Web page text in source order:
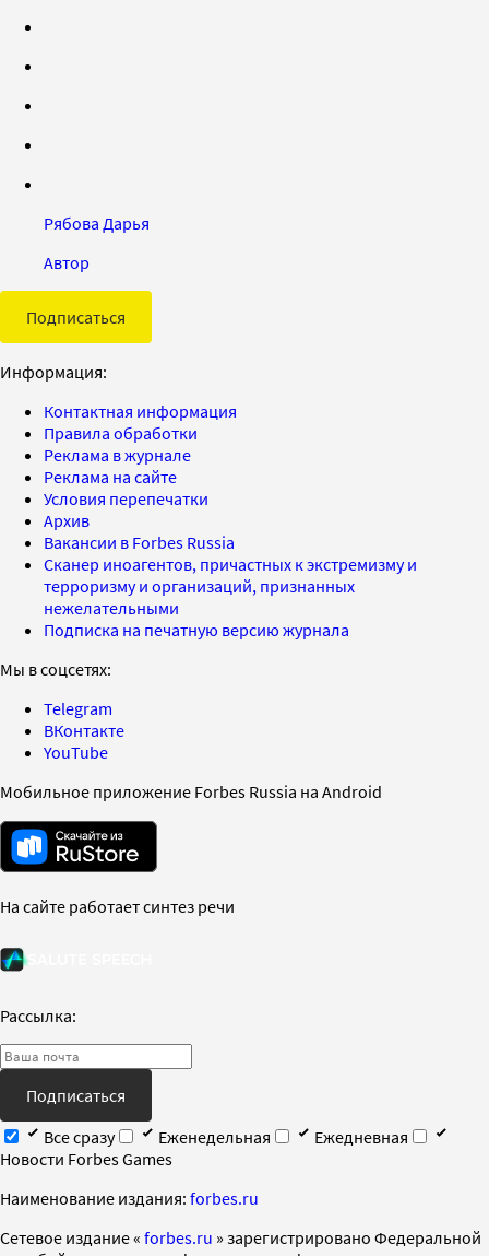
Рябова Дарья
Автор
Подписаться
Информация:
Контактная информация
Правила обработки
Реклама в журнале
Реклама на сайте
Условия перепечатки
Архив
Вакансии в Forbes Russia
Сканер иноагентов, причастных к экстремизму и
терроризму и организаций, признанных
нежелательными
Подписка на печатную версию журнала
Мы в соцсетях:
Telegram
ВКонтакте
YouTube
Мобильное приложение Forbes Russia на Android
На сайте работает синтез речи
Рассылка:
Подписаться
Все сразу
Еженедельная
Ежедневная
Новости Forbes Games
Наименование издания: forbes.ru
Cетевое издание « forbes.ru » зарегистрировано Федеральной